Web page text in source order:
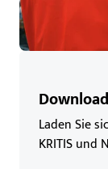
Laden Sie
KRITIS und